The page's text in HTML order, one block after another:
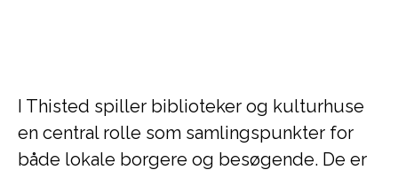
I Thisted spiller biblioteker og kulturhuse
en central rolle som samlingspunkter for
både lokale borgere og besøgende. De er